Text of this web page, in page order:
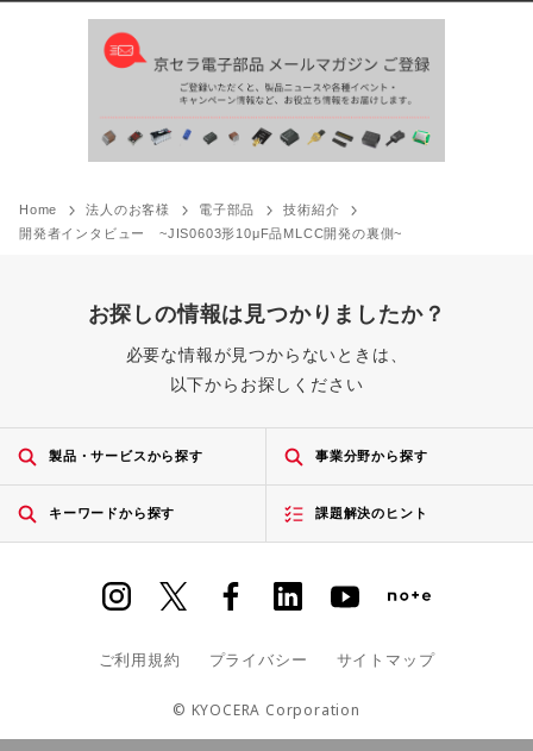
Home 法人のお客様 電子部品
技術紹介
開発者インタビュー ~JIS0603形10μF品MLCC開発の裏側~
お探しの情報は見つかりましたか？
必要な情報が見つからないときは、
以下からお探しください
製品・サービスから探す 事業分野から探す
キーワードから探す 課題解決のヒント
ご利用規約 プライバシー サイトマップ
© KYOCERA Corporation